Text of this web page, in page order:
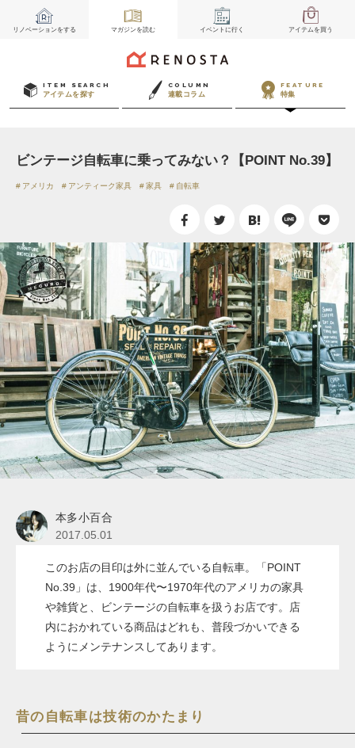
リノベーションをする マガジンを読む イベント に行く アイテムを買う
ITEM SEARCH
アイテムを探す
COLUMN
連載コラム
FEATURE
特集
ビンテージ自転車に乗ってみない？【POINT No.39】
アメリカ アンティーク家具 家具 自転車
本多小百合
2017.05.01
このお店の目印は外に並んでいる自転車。「POINT
No.39」は、1900年代〜1970年代のアメリカの家具
や雑貨と、ビンテージの自転車を扱うお店です。店
内におかれている商品はどれも、普段づかいできる
ようにメンテナンスしてあります。
昔の自転車は技術のかたまり